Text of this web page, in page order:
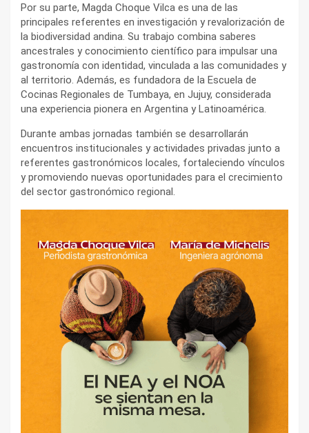
Por su parte, Magda Choque Vilca es una de las
principales referentes en investigación y revalorización de
la biodiversidad andina. Su trabajo combina saberes
ancestrales y conocimiento científico para impulsar una
gastronomía con identidad, vinculada a las comunidades y
al territorio. Además, es fundadora de la Escuela de
Cocinas Regionales de Tumbaya, en Jujuy, considerada
una experiencia pionera en Argentina y Latinoamérica.
Durante ambas jornadas también se desarrollarán
encuentros institucionales y actividades privadas junto a
referentes gastronómicos locales, fortaleciendo vínculos
y promoviendo nuevas oportunidades para el crecimiento
del sector gastronómico regional.